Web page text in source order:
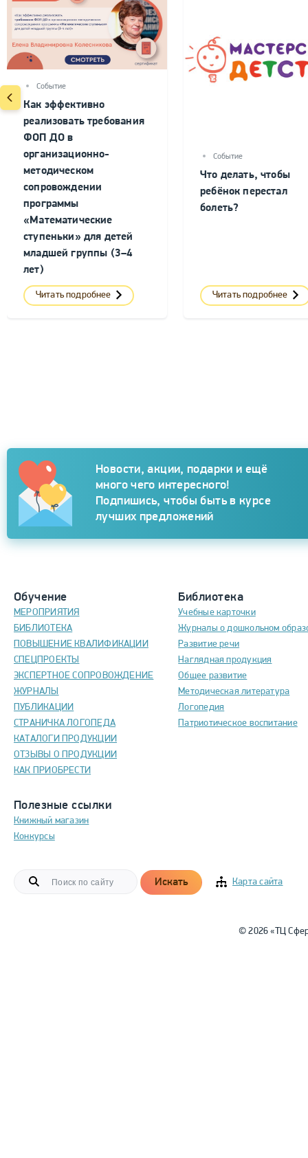
Событие
Как эффективно
реализовать требования
ФОП ДО в
организационно-
методическом
сопровождении
программы
«Математические
ступеньки» для детей
младшей группы (3–4
лет)
Читать подробнее
Событие
Что делать, чтобы
ребёнок перестал
болеть?
Читать подробнее
Новости, акции, подарки и ещё
много чего интересного!
Подпишись, чтобы быть в курсе
лучших предложений
Обучение
МЕРОПРИЯТИЯ
БИБЛИОТЕКА
ПОВЫШЕНИЕ КВАЛИФИКАЦИИ
СПЕЦПРОЕКТЫ
ЭКСПЕРТНОЕ СОПРОВОЖДЕНИЕ
ЖУРНАЛЫ
ПУБЛИКАЦИИ
СТРАНИЧКА ЛОГОПЕДА
КАТАЛОГИ ПРОДУКЦИИ
ОТЗЫВЫ О ПРОДУКЦИИ
КАК ПРИОБРЕСТИ
Полезные ссылки
Книжный магазин
Конкурсы
Библиотека
Учебные карточки
Журналы о дошкольном
Развитие речи
Наглядная продукция
Общее развитие
Методическая литература
Логопедия
Патриотическое воспитание
Искать Карта сайта
© 2026 «ТЦ